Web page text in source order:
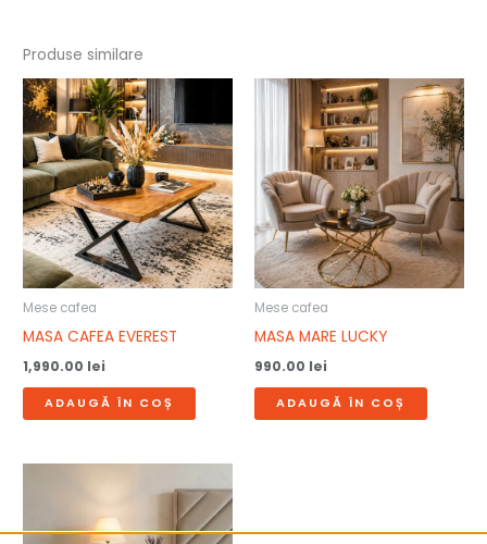
Produse similare
Mese cafea
MASA CAFEA EVEREST
1,990.00 lei
ADAUGĂ ÎN COȘ
Mese cafea
MASA MARE LUCKY
990.00 lei
ADAUGĂ ÎN COȘ